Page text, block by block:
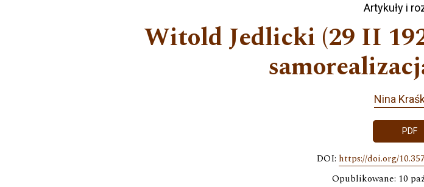
Artykuły i
Witold Jedlicki (29 II
Nina
PDF
DOI: https://doi.org/
Opublikowane: 10